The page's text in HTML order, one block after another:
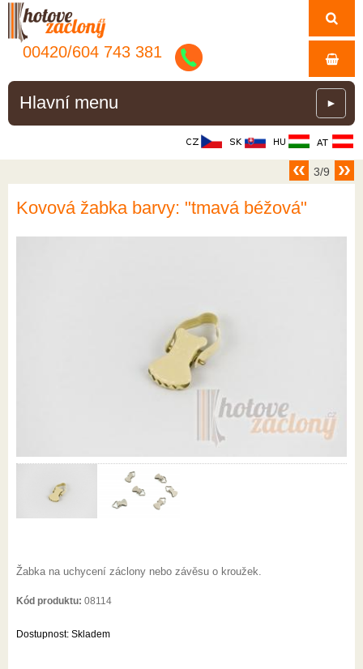
00420/604 743 381
Hlavní menu ►
3/9
Kovová žabka barvy: "tmavá béžová"
Žabka na uchycení záclony nebo závěsu o kroužek.
Kód produktu: 08114
Dostupnost: Skladem